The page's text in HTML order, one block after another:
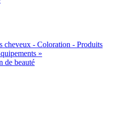
cheveux - Coloration - Produits
»
de beauté